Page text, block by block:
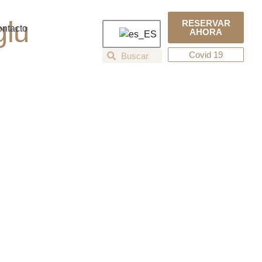
RESERVAR
AHORA
Covid 19